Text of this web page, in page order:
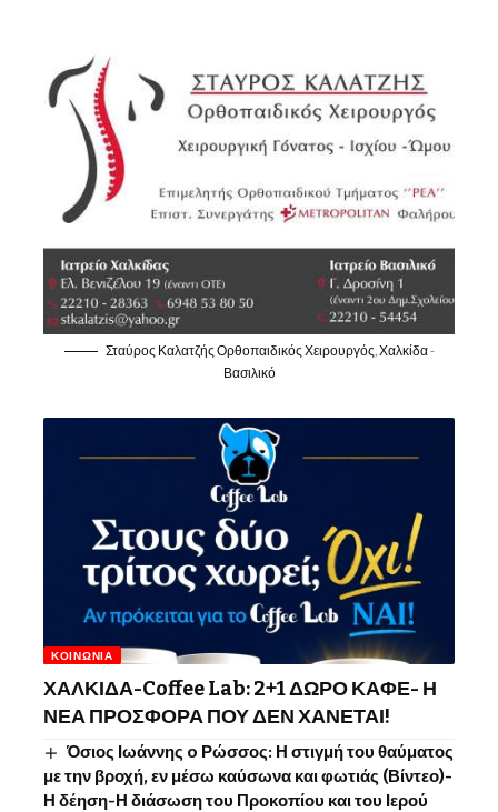
Σταύρος Καλατζής Ορθοπαιδικός Χειρουργός, Χαλκίδα -
Βασιλικό
ΚΟΙΝΩΝΊΑ
ΧΑΛΚΙΔΑ-Coffee Lab: 2+1 ΔΩΡΟ ΚΑΦΕ- Η
ΝΕΑ ΠΡΟΣΦΟΡΑ ΠΟΥ ΔΕΝ ΧΑΝΕΤΑΙ!
Όσιος Ιωάννης o Ρώσσος: Η στιγμή του θαύματος
με την βροχή, εν μέσω καύσωνα και φωτιάς (Βίντεο)-
Η δέηση-Η διάσωση του Προκοπίου και του Ιερού